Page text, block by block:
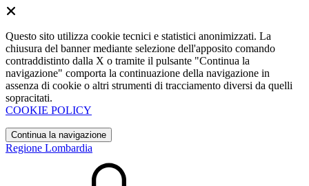
Questo sito utilizza cookie tecnici e statistici anonimizzati. La
chiusura del banner mediante selezione dell'apposito comando
contraddistinto dalla X o tramite il pulsante "Continua la
navigazione" comporta la continuazione della navigazione in
assenza di cookie o altri strumenti di tracciamento diversi da quelli
sopracitati.
COOKIE POLICY
Continua la navigazione
Regione Lombardia